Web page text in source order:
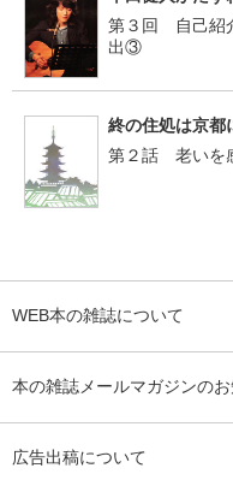
第３回 自己紹
出③
終の住処は京都
第２話 老いを
WEB本の雑誌について
本の雑誌メールマガジンの
広告出稿について